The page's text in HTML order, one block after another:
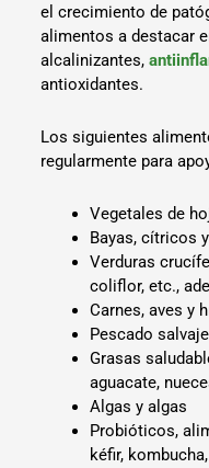
el crecimiento de
alimentos a destacar
alcalinizantes,
antioxidantes.
Los siguientes
regularmente para
Vegetales de
Bayas, cítricos
Verduras
coliflor, etc.,
Carnes, aves y
Pescado salvaje
Grasas
aguacate,
Algas y algas
Probióticos,
kéfir,